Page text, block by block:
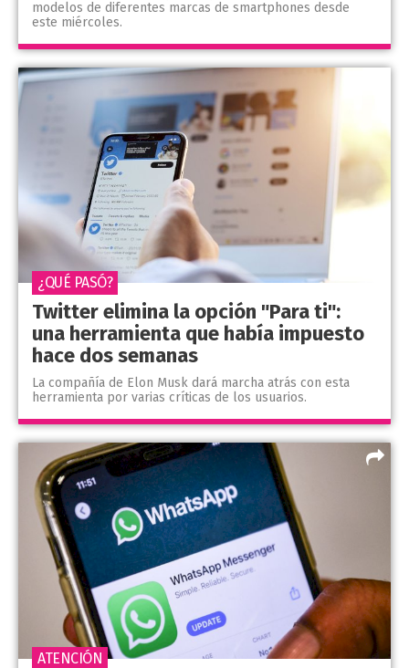
modelos de diferentes marcas de smartphones desde
este miércoles.
Twitter elimina la opción "Para ti":
una herramienta que había impuesto
hace dos semanas
La compañía de Elon Musk dará marcha atrás con esta
herramienta por varias críticas de los usuarios.
¿QUÉ PASÓ?
ATENCIÓN